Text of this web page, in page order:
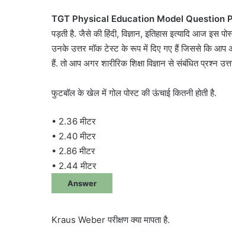
TGT Physical Education Model Question
पड़ती है. जैसे की हिंदी, विज्ञान, इतिहास इत्यादि आज इस
उनके उत्तर मॉक टेस्ट के रूप में दिए गए हैं जिससे कि आप
हैं. तो आप अगर शारीरिक शिक्षा विज्ञान से संबंधित प्रश्न
फुटबॉल के खेल में गोल पोस्ट की ऊंचाई कितनी होती है.
• 2.36 मीटर
• 2.40 मीटर
• 2.86 मीटर
• 2.44 मीटर
Answer
Kraus Weber परीक्षण क्या मापता है.